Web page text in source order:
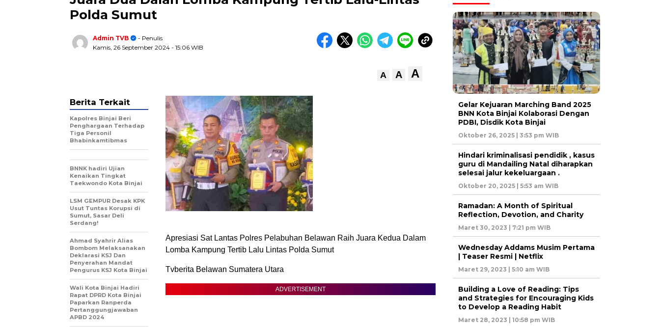
Polda Sumut
Admin TVB
- Penulis
Kamis, 26 September 2024 - 15:06 WIB
A A A
Apresiasi Sat Lantas Polres Pelabuhan Belawan Raih Juara Kedua Dalam
Lomba Kampung Tertib Lalu Lintas Polda Sumut
Tvberita Belawan Sumatera Utara
ADVERTISEMENT
Berita Terkait
Kapolres Binjai Beri
Penghargaan Terhadap
Tiga Personil
Bhabinkamtibmas
BNNK hadiri Ujian
Kenaikan Tingkat
Taekwondo Kota Binjai
LSM GEMPUR Desak KPK
Usut Tuntas Korupsi di
Sumut, Sasar Deli
Serdang!
Ahmad Syahrir Alias
Bombom Melaksanakan
Deklarasi KSJ Dan
Penyerahan Mandat
Pengurus KSJ Kota Binjai
Wali Kota Binjai Hadiri
Rapat DPRD Kota Binjai
Paparkan Ranperda
Pertanggungjawaban
APBD 2024
Gelar Kejuaran Marching Band 2025
BNN Kota Binjai Kolaborasi Dengan
PDBI, Disdik Kota Binjai
Oktober 26, 2025 | 3:53 pm WIB
Hindari kriminalisasi pendidik , kasus
guru di Mandailing Natal diharapkan
selesai jalur kekeluargaan .
Oktober 20, 2025 | 5:53 am WIB
Ramadan: A Month of Spiritual
Reflection, Devotion, and Charity
Maret 30, 2023 | 7:21 pm WIB
Wednesday Addams Musim Pertama
| Teaser Resmi | Netflix
Maret 29, 2023 | 5:10 am WIB
Building a Love of Reading: Tips
and Strategies for Encouraging Kids
to Develop a Reading Habit
Maret 28, 2023 | 10:58 pm WIB